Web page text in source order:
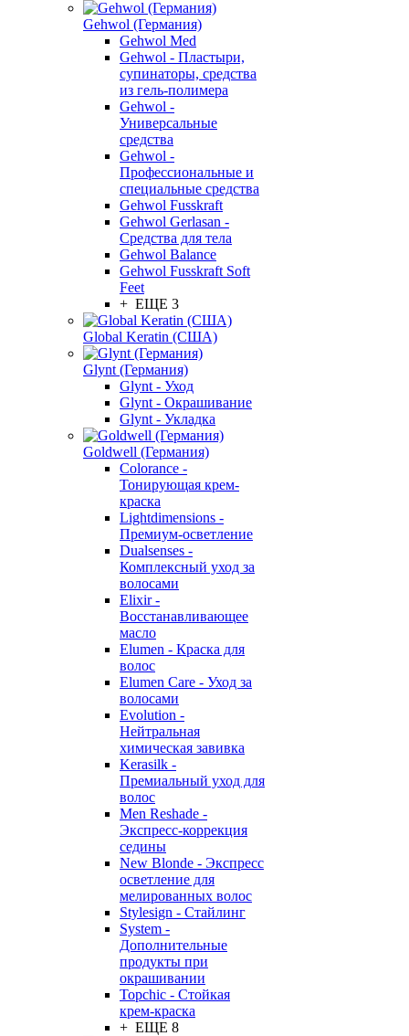
Gehwol (Германия)
Gehwol Med
Gehwol - Пластыри,
супинаторы, средства
из гель-полимера
Gehwol -
Универсальные
средства
Gehwol -
Профессиональные и
специальные средства
Gehwol Fusskraft
Gehwol Gerlasan -
Средства для тела
Gehwol Balance
Gehwol Fusskraft Soft
Feet
+ ЕЩЕ 3
Global Keratin (США)
Glynt (Германия)
Glynt - Уход
Glynt - Окрашивание
Glynt - Укладка
Goldwell (Германия)
Colorance -
Тонирующая крем-
краска
Lightdimensions -
Премиум-осветление
Dualsenses -
Комплексный уход за
волосами
Elixir -
Восстанавливающее
масло
Elumen - Краска для
волос
Elumen Care - Уход за
волосами
Evolution -
Нейтральная
химическая завивка
Kerasilk -
Премиальный уход для
волос
Men Reshade -
Экспресс-коррекция
седины
New Blonde - Экспресс
осветление для
мелированных волос
Stylesign - Стайлинг
System -
Дополнительные
продукты при
окрашивании
Topchic - Стойкая
крем-краска
+ ЕЩЕ 8